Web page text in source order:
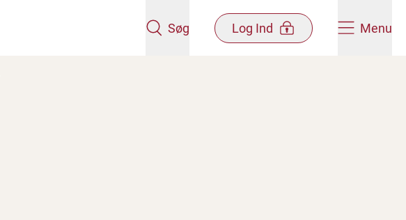
Søg Log Ind Menu